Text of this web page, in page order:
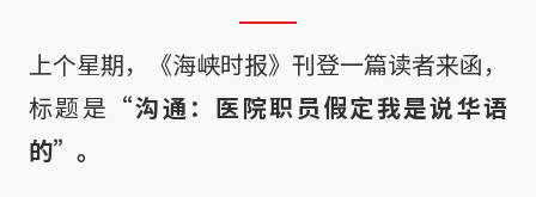
上个星期，《海峡时报》刊登一篇读者来函，
标题是 “沟通：医院职员假定我是说华语
的”。